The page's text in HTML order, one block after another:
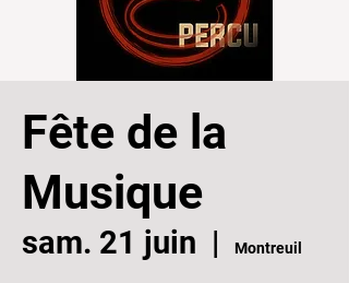
Fête de la
Musique
sam. 21 juin
  |
Montreuil